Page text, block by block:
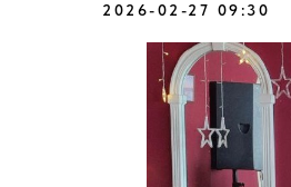
2026-02-27 09:30